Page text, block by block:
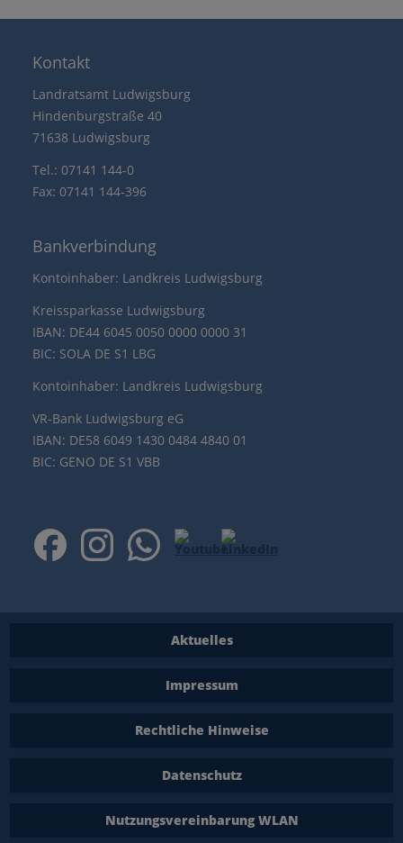
Kontakt
Landratsamt Ludwigsburg
Hindenburgstraße 40
71638 Ludwigsburg
Tel.: 07141 144-0
Fax: 07141 144-396
Bankverbindung
Kontoinhaber: Landkreis Ludwigsburg
Kreissparkasse Ludwigsburg
IBAN: DE44 6045 0050 0000 0000 31
BIC: SOLA DE S1 LBG
Kontoinhaber: Landkreis Ludwigsburg
VR-Bank Ludwigsburg eG
IBAN: DE58 6049 1430 0484 4840 01
BIC: GENO DE S1 VBB
Aktuelles
Impressum
Rechtliche Hinweise
Datenschutz
Nutzungsvereinbarung WLAN